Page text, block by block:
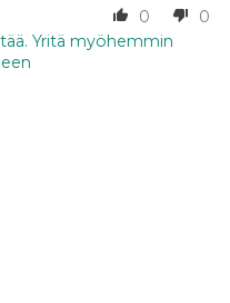
0
0
Yritä myöhemmin